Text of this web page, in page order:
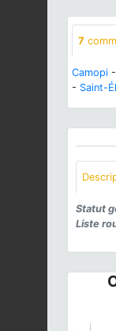
7
Camopi -
- Saint-
Statut
Liste